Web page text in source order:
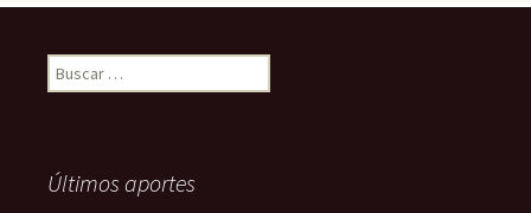
Buscar:
Últimos aportes